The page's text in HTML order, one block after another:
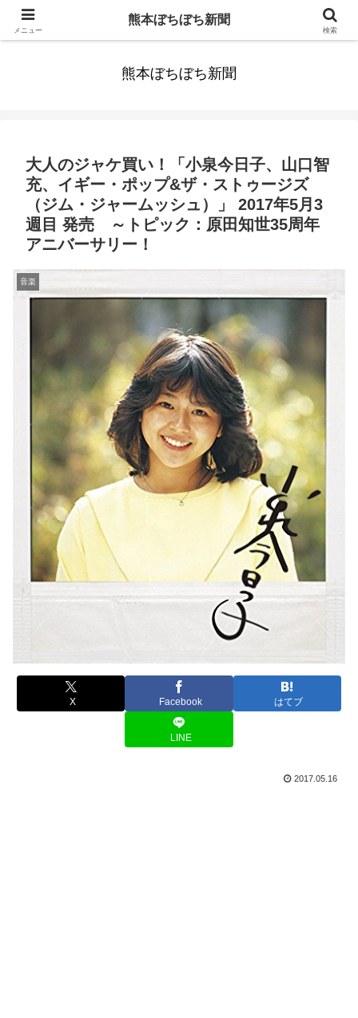
みんなまだ気づかずすごしていたんだわ。ずっといっしょに歩いてゆけるっ
熊本ぼちぼち新聞
大人のジャケ買い！「小泉今日子、山口智
充、イギー・ポップ&ザ・ストゥージズ
（ジム・ジャームッシュ）」 2017年5月3
週目 発売 ～トピック：原田知世35周年
アニバーサリー！
音楽
X Facebook はてブ
LINE
2017.05.16
メニュー
熊本ぼちぼち新聞
検索